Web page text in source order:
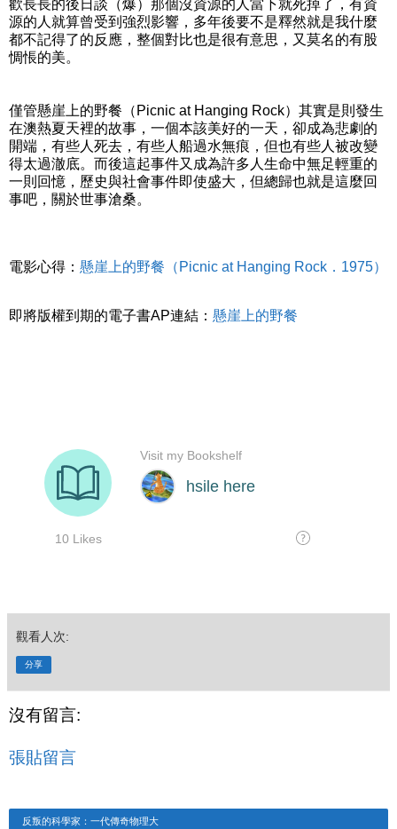
歡長長的後日談（爆）那個沒資源的人當下就死掉了，有資
源的人就算曾受到強烈影響，多年後要不是釋然就是我什麼
都不記得了的反應，整個對比也是很有意思，又莫名的有股
惆悵的美。
僅管懸崖上的野餐（Picnic at Hanging Rock）其實是則發生
在澳熱夏天裡的故事，一個本該美好的一天，卻成為悲劇的
開端，有些人死去，有些人船過水無痕，但也有些人被改變
得太過澈底。而後這起事件又成為許多人生命中無足輕重的
一則回憶，歷史與社會事件即使盛大，但總歸也就是這麼回
事吧，關於世事滄桑。
電影心得： 懸崖上的野餐（Picnic at Hanging Rock．1975）
即將版權到期的電子書AP連結： 懸崖上的野餐
觀看人次:
分享
沒有留言:
張貼留言
反叛的科學家：一代傳奇物理大